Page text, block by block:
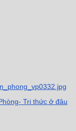
Tri thức ở đâu